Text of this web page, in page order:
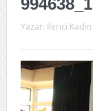
Yazar: İlerici Kadın